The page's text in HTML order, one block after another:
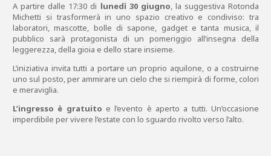
A partire dalle 17:30 di lunedì 30 giugno, la suggestiva Rotonda
Michetti si trasformerà in uno spazio creativo e condiviso: tra
laboratori, mascotte, bolle di sapone, gadget e tanta musica, il
pubblico sarà protagonista di un pomeriggio all’insegna della
leggerezza, della gioia e dello stare insieme.
L’iniziativa invita tutti a portare un proprio aquilone, o a costruirne
uno sul posto, per ammirare un cielo che si riempirà di forme, colori
e meraviglia.
L’ingresso è gratuito e l’evento è aperto a tutti. Un’occasione
imperdibile per vivere l’estate con lo sguardo rivolto verso l’alto.